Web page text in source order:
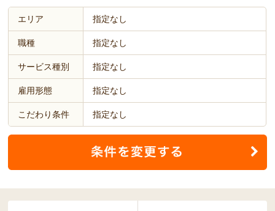
エリア 指定なし
職種 指定なし
サービス種別 指定なし
雇用形態 指定なし
こだわり条件 指定なし